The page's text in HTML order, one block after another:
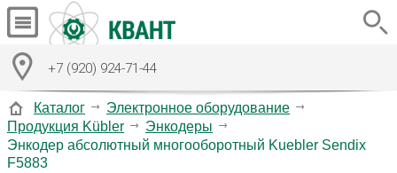
+7 (920) 924-71-44
Каталог
Электронное оборудование
Продукция Kübler
Энкодеры
Энкодер абсолютный многооборотный Kuebler Sendix
F5883